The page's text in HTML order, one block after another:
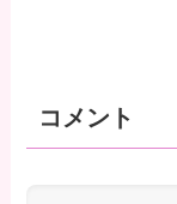
コメント